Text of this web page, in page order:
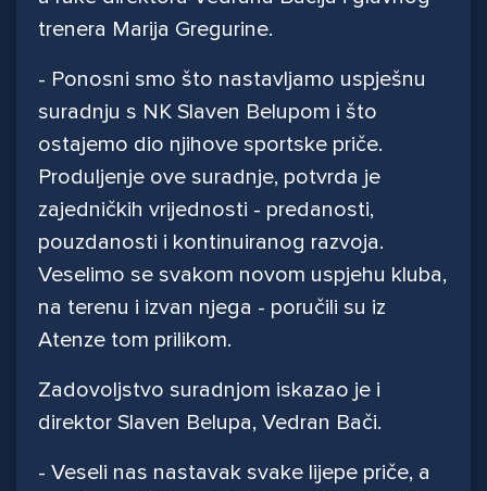
trenera Marija Gregurine.
- Ponosni smo što nastavljamo uspješnu
suradnju s NK Slaven Belupom i što
ostajemo dio njihove sportske priče.
Produljenje ove suradnje, potvrda je
zajedničkih vrijednosti - predanosti,
pouzdanosti i kontinuiranog razvoja.
Veselimo se svakom novom uspjehu kluba,
na terenu i izvan njega - poručili su iz
Atenze tom prilikom.
Zadovoljstvo suradnjom iskazao je i
direktor Slaven Belupa, Vedran Bači.
- Veseli nas nastavak svake lijepe priče, a